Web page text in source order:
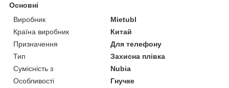
Основні
Виробник
Mietubl
Країна виробник
Китай
Призначення
Для телефону
Тип
Захисна плівка
Сумісність з
Nubia
Особливості
Гнучке